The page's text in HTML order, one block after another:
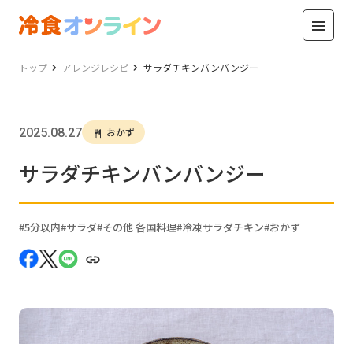
トップ アレンジレシピ サラダチキンバンバンジー
2025.08.27 おかず
サラダチキンバンバンジー
5分以内 サラダ その他 各国料理 冷凍サラダチキン おかず